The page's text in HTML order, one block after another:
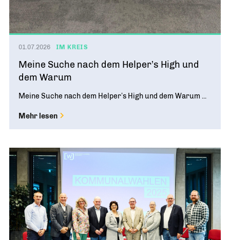
01.07.2026 IM KREIS
Meine Suche nach dem Helper’s High und
dem Warum
Meine Suche nach dem Helper’s High und dem Warum ...
Mehr lesen